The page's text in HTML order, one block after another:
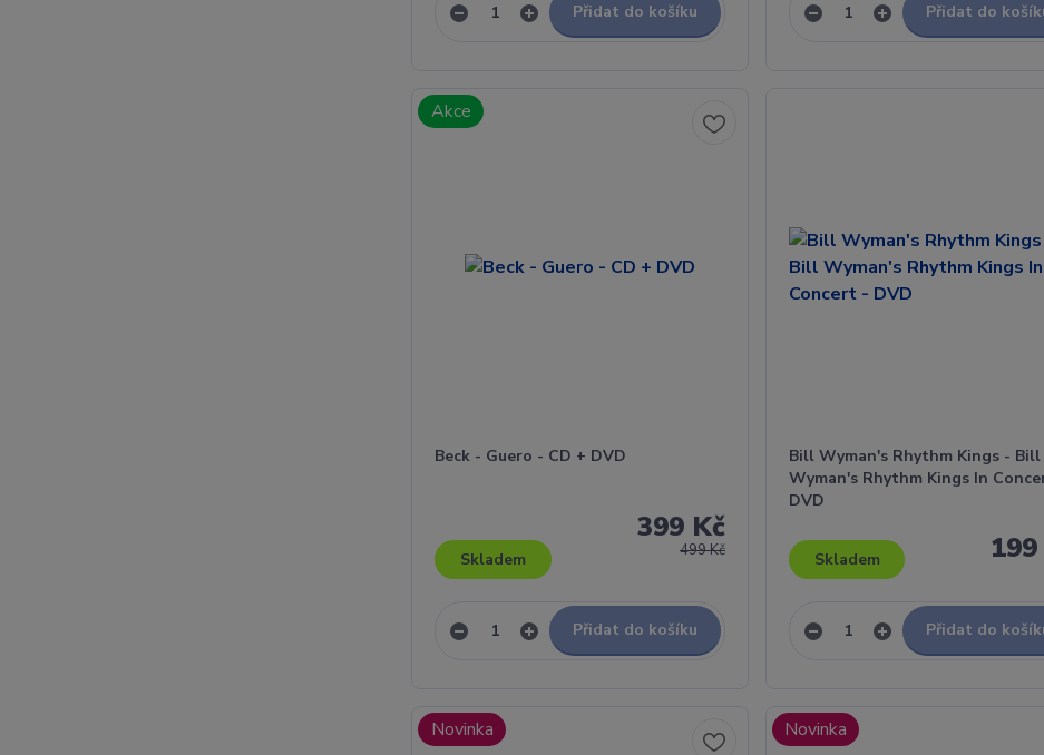
Přidat do košíku Přidat do
Akce
Beck - Guero - CD + DVD
499 Kč
399 Kč
Skladem
Přidat do košíku
Bill Wyman's Rhythm Kings - Bill
Wyman's Rhythm Kings In
DVD
Skladem
Přidat do
Novinka Novinka